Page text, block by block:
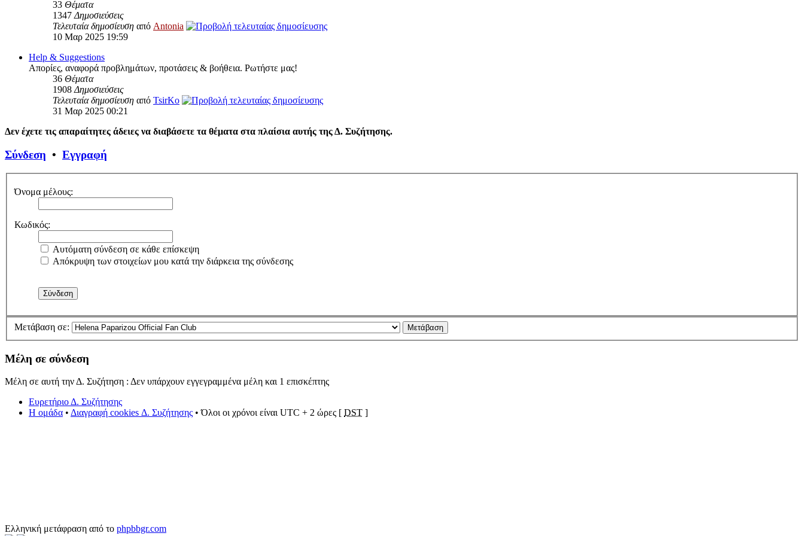
33 Θέματα
1347Δημοσιεύσεις
Τελευταία δημοσίευση από Antonia
10 Μαρ 2025 19:59
Help & Suggestions
Απορίες, αναφορά προβλημάτων, προτάσεις & βοήθεια. Ρωτήστε μας!
36 Θέματα
1908Δημοσιεύσεις
Τελευταία δημοσίευση από TsirKo
31 Μαρ 2025 00:21
Δεν έχετε τις απαραίτητες άδειες να διαβάσετε τα θέματα στα πλαίσια αυτής της Δ. Συζήτησης.
Σύνδεση • Εγγραφή
Όνομα μέλους:
Κωδικός:
Αυτόματη σύνδεση σε κάθε επίσκεψη
Απόκρυψη των στοιχείων μου κατά την διάρκεια της σύνδεσης
Μετάβαση σε:
Μέλη σε σύνδεση
Μέλη σε αυτή την Δ. Συζήτηση : Δεν υπάρχουν εγγεγραμμένα μέλη και 1 επισκέπτης
Ευρετήριο Δ. Συζήτησης
Η ομάδα • Διαγραφή cookies Δ. Συζήτησης • Όλοι οι χρόνοι είναι UTC + 2 ώρες [ DST ]
Ελληνική μετάφραση από το phpbbgr.com